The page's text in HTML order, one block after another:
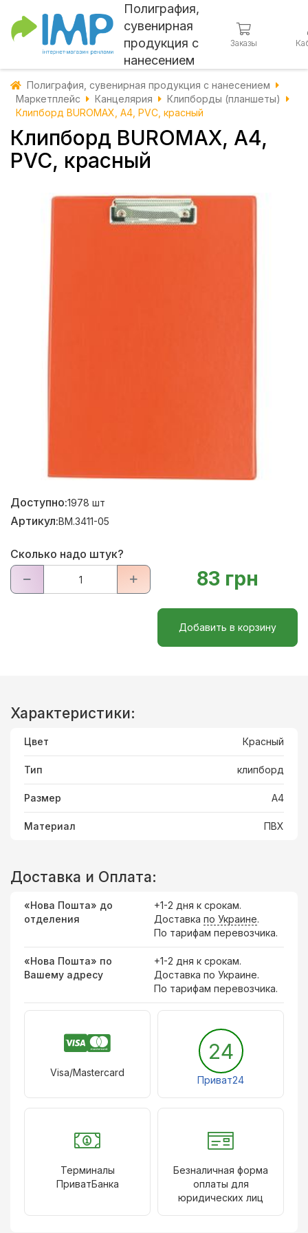
Полиграфия,
сувенирная
продукция с
нанесением
Заказы
Полиграфия, сувенирная продукция с нанесением
Маркетплейс
Канцелярия
Клипборды (планшеты)
Клипборд BUROMAX, А4, PVC, красный
Клипборд BUROMAX, А4,
PVC, красный
Доступно:1978 шт
Артикул:BM.3411-05
Сколько надо штук?
83 грн
Добавить в корзину
Характеристики:
Цвет Красный
Тип клипборд
Размер А4
Материал ПВХ
Доставка и Оплата:
«Нова Пошта» до
отделения
+1-2 дня к срокам.
Доставка по Украине.
По тарифам перевозчика.
«Нова Пошта» по
Вашему адресу
+1-2 дня к срокам.
Доставка по Украине.
По тарифам перевозчика.
Visa/Mastercard
24
Приват24
Терминалы
ПриватБанка
Безналичная форма
оплаты для
юридических лиц